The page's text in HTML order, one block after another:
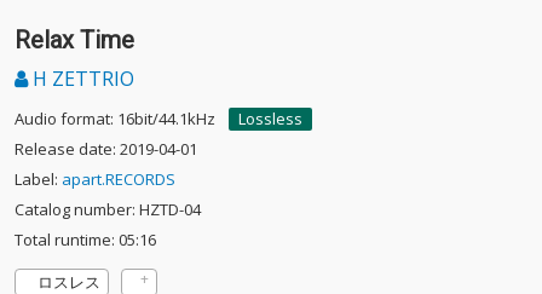
Relax Time
H ZETTRIO
Audio format: 16bit/44.1kHz
Lossless
Release date: 2019-04-01
Label: apart.RECORDS
Catalog number: HZTD-04
Total runtime: 05:16
ロスレス